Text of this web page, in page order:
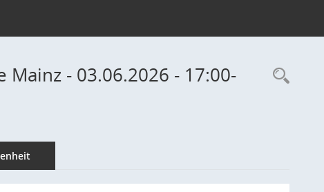
- 03.06.2026 - 17:00-